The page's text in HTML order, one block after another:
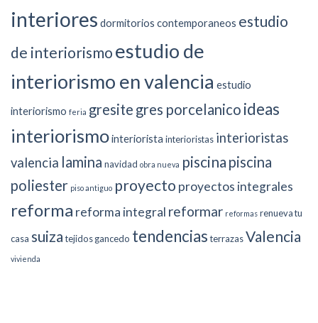
interiores dormitorios contemporaneos estudio
de interiorismo estudio de
interiorismo en valencia estudio
interiorismo feria gresite gres porcelanico ideas
interiorismointeriorista interioristas interioristas
valencia lamina navidad obra nueva piscina piscina
poliester piso antiguo proyecto proyectos integrales
reforma reforma integral reformar reformas renueva tu
casa suiza tejidos gancedo tendencias terrazasValencia
vivienda